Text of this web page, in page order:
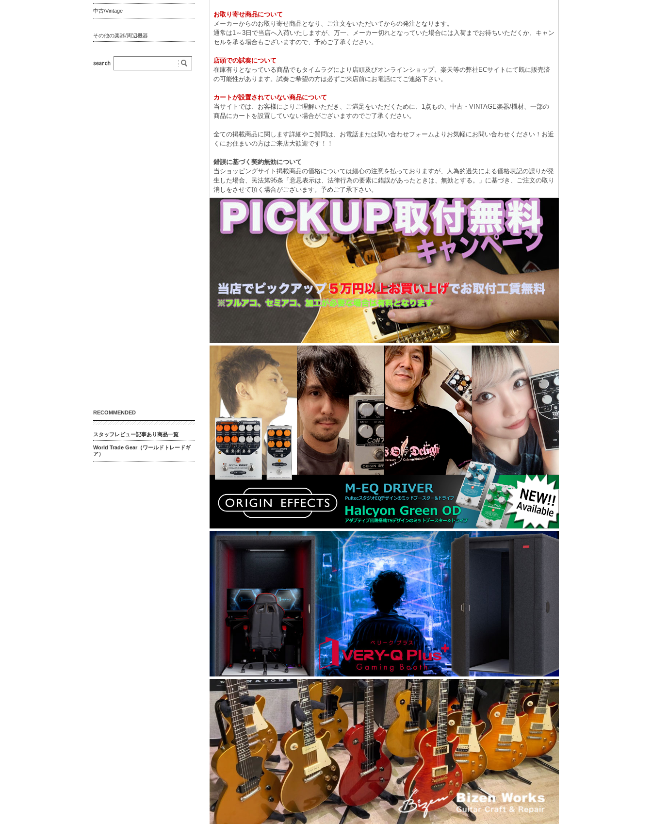
お取り寄せ商品について
メーカーからのお取り寄せ商品となり、ご注文をいただいてからの発注となります。
通常は1～3日で当店へ入荷いたしますが、万一、メーカー切れとなっていた場合には入荷までお待ちいただくか、キャン
セルを承る場合もございますので、予めご了承ください。
店頭での試奏について
在庫有りとなっている商品でもタイムラグにより店頭及びオンラインショップ、楽天等の弊社ECサイトにて既に販売済
の可能性があります。試奏ご希望の方は必ずご来店前にお電話にてご連絡下さい。
カートが設置されていない商品について
当サイトでは、お客様によりご理解いただき、ご満足をいただくために、1点もの、中古・VINTAGE楽器/機材、一部の
商品にカートを設置していない場合がございますのでご了承ください。
全ての掲載商品に関します詳細やご質問は、お電話または問い合わせフォームよりお気軽にお問い合わせください！お近
くにお住まいの方はご来店大歓迎です！！
錯誤に基づく契約無効について
当ショッピングサイト掲載商品の価格については細心の注意を払っておりますが、人為的過失による価格表記の誤りが発
生した場合、民法第95条「意思表示は、法律行為の要素に錯誤があったときは、無効とする。」に基づき、ご注文の取り
消しをさせて頂く場合がございます。予めご了承下さい。
中古/Vintage
その他の楽器/周辺機器
RECOMMENDED
スタッフレビュー記事あり商品一覧
World Trade Gear（ワールドトレードギ
ア）